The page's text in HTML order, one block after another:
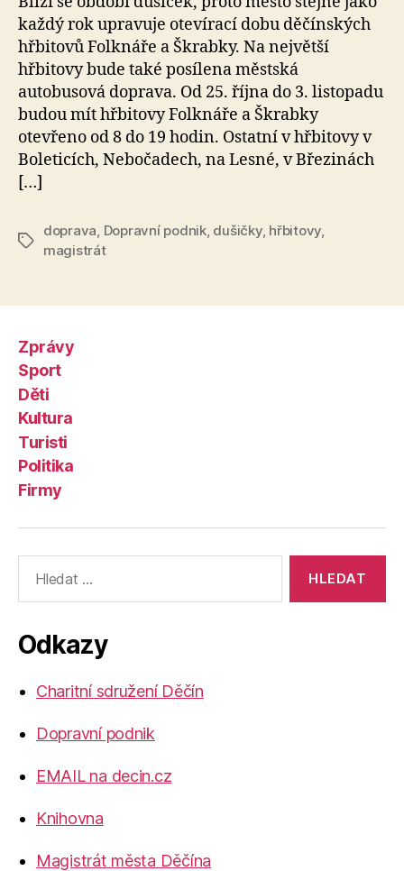
každý rok upravuje otevírací dobu děčínských
hřbitovů Folknáře a Škrabky. Na největší
hřbitovy bude také posílena městská
autobusová doprava. Od 25. října do 3. listopadu
budou mít hřbitovy Folknáře a Škrabky
otevřeno od 8 do 19 hodin. Ostatní v hřbitovy v
Boleticích, Nebočadech, na Lesné, v Březinách
[…]
Štítky
doprava, Dopravní podnik, dušičky, hřbitovy,
magistrát
Zprávy
Sport
Děti
Kultura
Turisti
Politika
Firmy
vyhledávání:
Odkazy
Charitní sdružení Děčín
Dopravní podnik
EMAIL na decin.cz
Knihovna
Magistrát města Děčína